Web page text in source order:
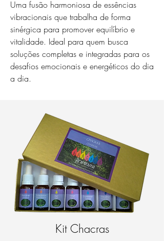
Uma fusão harmoniosa de essências
vibracionais que trabalha de forma
sinérgica para promover equilíbrio e
vitalidade. Ideal para quem busca
soluções completas e integradas para os
desafios emocionais e energéticos do dia
a dia.
Kit Chacras